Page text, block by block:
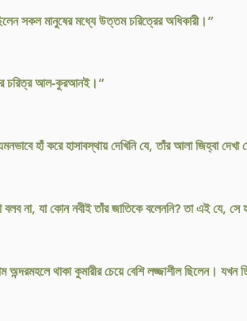
সকল মানুষের মধ্যে উত্তম চরিত্রের অধিকারী।”
চরিত্র আল-কুরআনই।”
হাঁ করে হাসাবস্থায় দেখিনি যে, তাঁর আলা জিহ্বা
না, যা কোন নবীই তাঁর জাতিকে বলেননি? তা এই যে,
থাকা কুমারীর চেয়ে বেশি লজ্জাশীল ছিলেন।